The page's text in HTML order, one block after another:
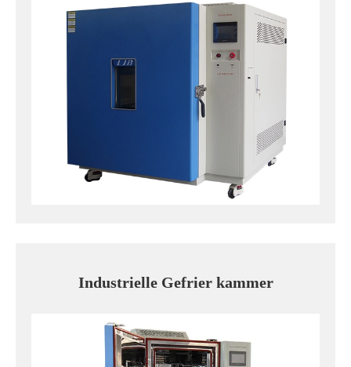
Industrielle Gefrier kammer